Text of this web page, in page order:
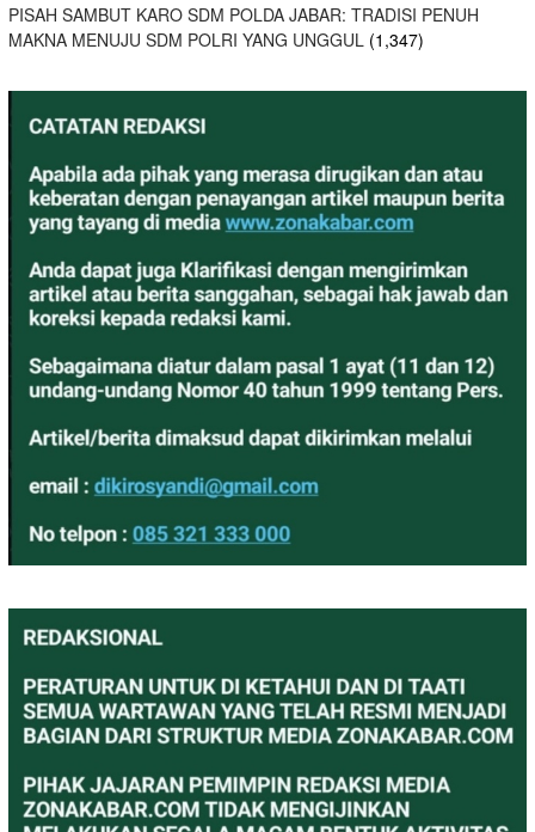
PISAH SAMBUT KARO SDM POLDA JABAR: TRADISI PENUH
MAKNA MENUJU SDM POLRI YANG UNGGUL (1,347)